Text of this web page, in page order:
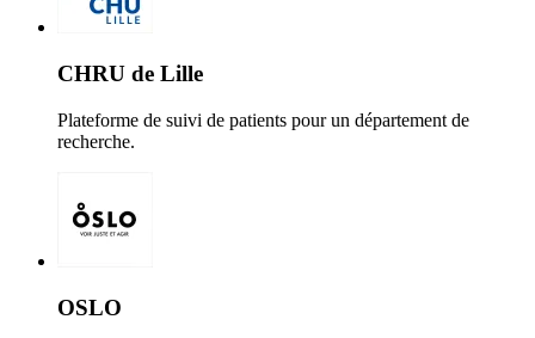
CHRU de Lille
Plateforme de suivi de patients pour un département de
recherche.
OSLO